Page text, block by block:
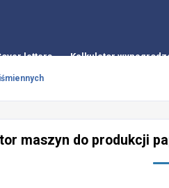
letters Kalkulator
maszyn do produkcji